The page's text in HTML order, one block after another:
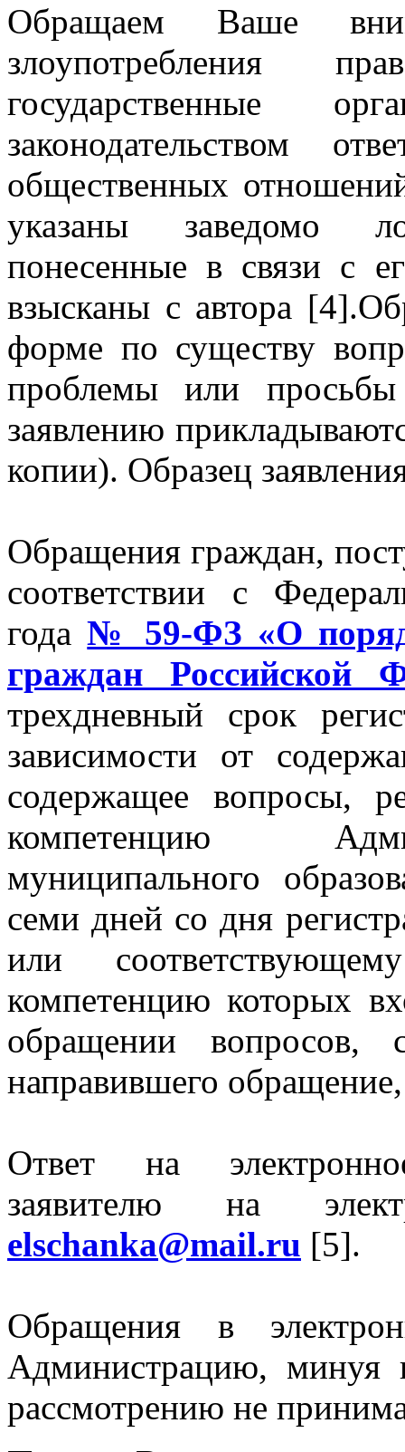
Обращаем Ваше
злоупотребления
государственные
законодательством
общественных
указаны заведомо
понесенные в связи с
взысканы с автора
форме по существу
проблемы или
заявлению
копии). Образец
Обращения граждан,
соответствии с
года№ 59-ФЗ «О
граждан Российской
трехдневный срок
зависимости от
содержащее вопросы,
компетенцию
муниципального
семи дней со дня
или
компетенцию которых
обращении вопросов,
направившего
Ответ на
заявителю на
elschanka@mail.ru [5].
Обращения в
Администрацию, минуя
рассмотрению не